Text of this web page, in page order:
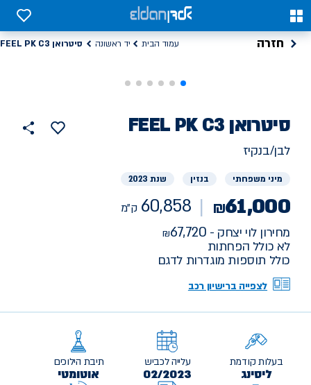
0
0
חזרה עמוד הבית יד ראשונה סיטרואן FEEL PK C3
רכב
יד
סיטרואן FEEL PK C3
הוסף
למועדפים
לבן/בנקיז
מיני משפחתי בנזין שנת 2023
₪61,000
60,858 ק"מ
מחירון לוי יצחק - 67,720
לא כולל הפחתות
כולל תוספות מוגדרות לדגם
לצפייה ברישיון רכב
בעלות קודמת
ליסינג
עלייה לכביש
02/2023
תיבת הילוכים
אוטומטי